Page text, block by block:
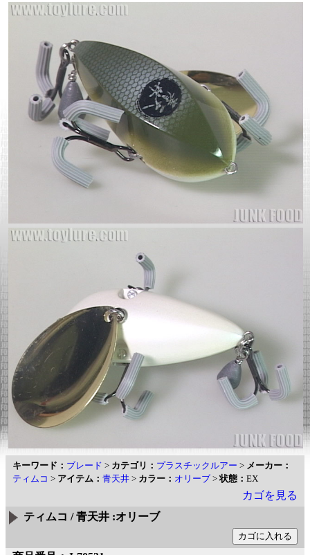
キーワード： ブレード > カテゴリ： プラスチックルアー > メーカー：
ティムコ > アイテム： 青天井 > カラー： オリーブ >状態： EX
カゴを見る
ティムコ / 青天井 :オリーブ